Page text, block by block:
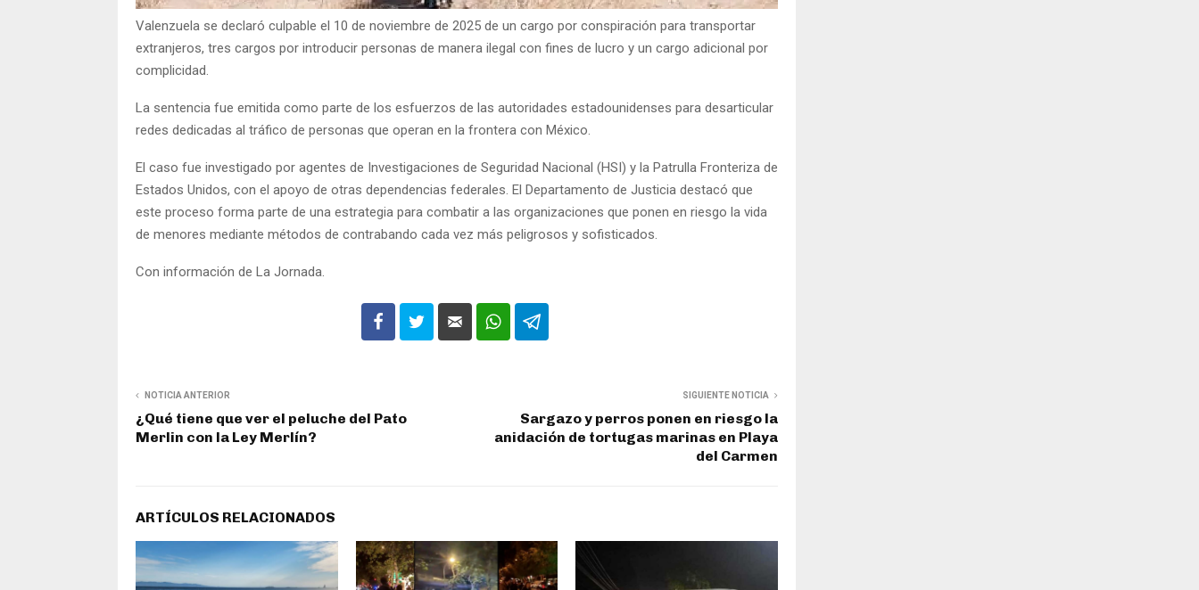
Valenzuela se declaró culpable el 10 de noviembre de 2025 de un cargo por conspiración para transportar
extranjeros, tres cargos por introducir personas de manera ilegal con fines de lucro y un cargo adicional por
complicidad.
La sentencia fue emitida como parte de los esfuerzos de las autoridades estadounidenses para desarticular
redes dedicadas al tráfico de personas que operan en la frontera con México.
El caso fue investigado por agentes de Investigaciones de Seguridad Nacional (HSI) y la Patrulla Fronteriza de
Estados Unidos, con el apoyo de otras dependencias federales. El Departamento de Justicia destacó que
este proceso forma parte de una estrategia para combatir a las organizaciones que ponen en riesgo la vida
de menores mediante métodos de contrabando cada vez más peligrosos y sofisticados.
Con información de La Jornada.
NOTICIA ANTERIOR
¿Qué tiene que ver el peluche del Pato
Merlin con la Ley Merlín?
SIGUIENTE NOTICIA
Sargazo y perros ponen en riesgo la
anidación de tortugas marinas en Playa
del Carmen
ARTÍCULOS RELACIONADOS